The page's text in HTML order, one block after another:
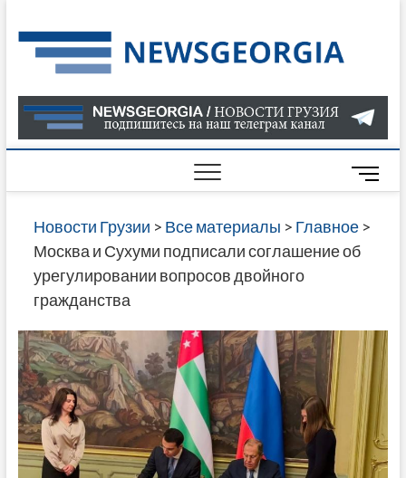
to
content
О
В
ГРУЗИИ
САЙТЕ
M
e
n
u
t
o
n
Новости Грузии > Все материалы > Главное>
Москва и Сухуми подписали соглашение об
урегулировании вопросов двойного
гражданства